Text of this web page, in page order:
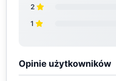
2
1
Opinie użytkowników